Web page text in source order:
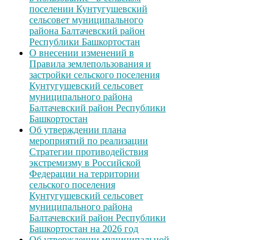
поселении Кунтугушевский
сельсовет муниципального
района Балтачевский район
Республики Башкортостан
О внесении изменений в
Правила землепользования и
застройки сельского поселения
Кунтугушевский сельсовет
муниципального района
Балтачевский район Республики
Башкортостан
Об утверждении плана
мероприятий по реализации
Стратегии противодействия
экстремизму в Российской
Федерации на территории
сельского поселения
Кунтугушевский сельсовет
муниципального района
Балтачевский район Республики
Башкортостан на 2026 год